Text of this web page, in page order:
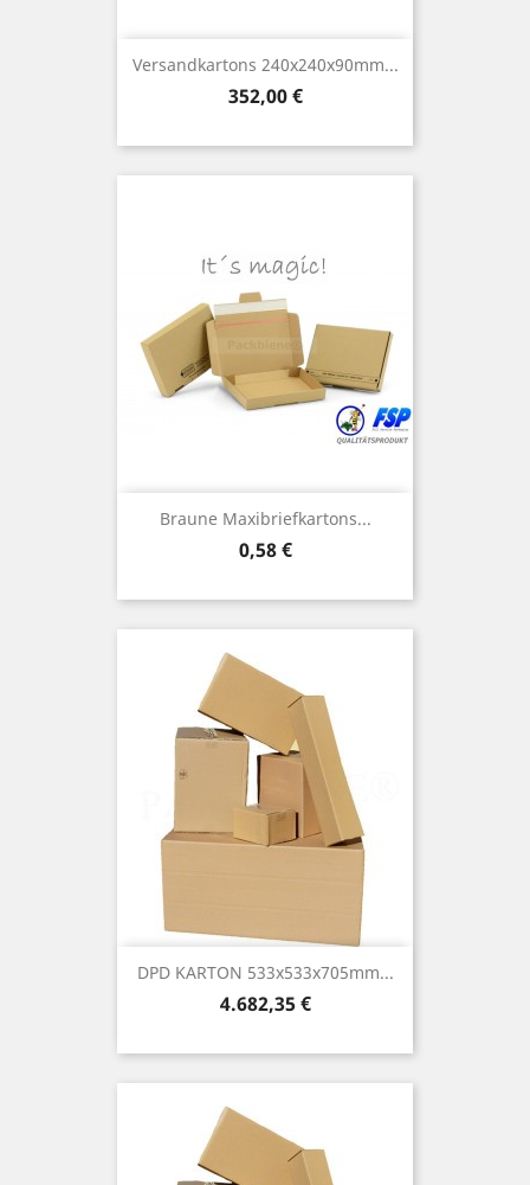
Versandkartons 240x240x90mm...
Preis
352,00 €
Braune Maxibriefkartons...
Preis
0,58 €
DPD KARTON 533x533x705mm...
Preis
4.682,35 €